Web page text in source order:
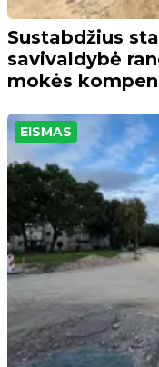
Sustabdžius
savivaldybė
mokės
EISMAS